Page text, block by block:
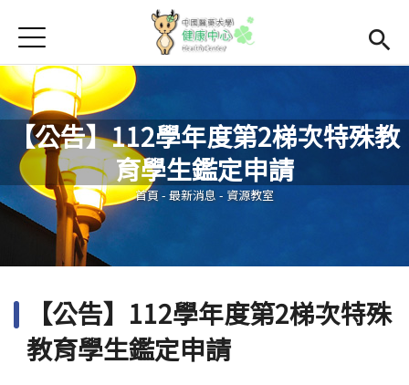
首頁
Open
學務處首頁(link is external)
Open submenu (關於我們)
關於我們
Open submenu (諮商輔導區)
諮商輔導區
Open submenu (資源教室)
資源教室
Open submenu (衛生保健區)
衛生保健區
生命教育
Jump to Navigation
Jump to Main content
【公告】112學年度第2梯次特殊教
育學生鑑定申請
您在這裡
首頁 - 最新消息 - 資源教室
【公告】112學年度第2梯次特殊
教育學生鑑定申請